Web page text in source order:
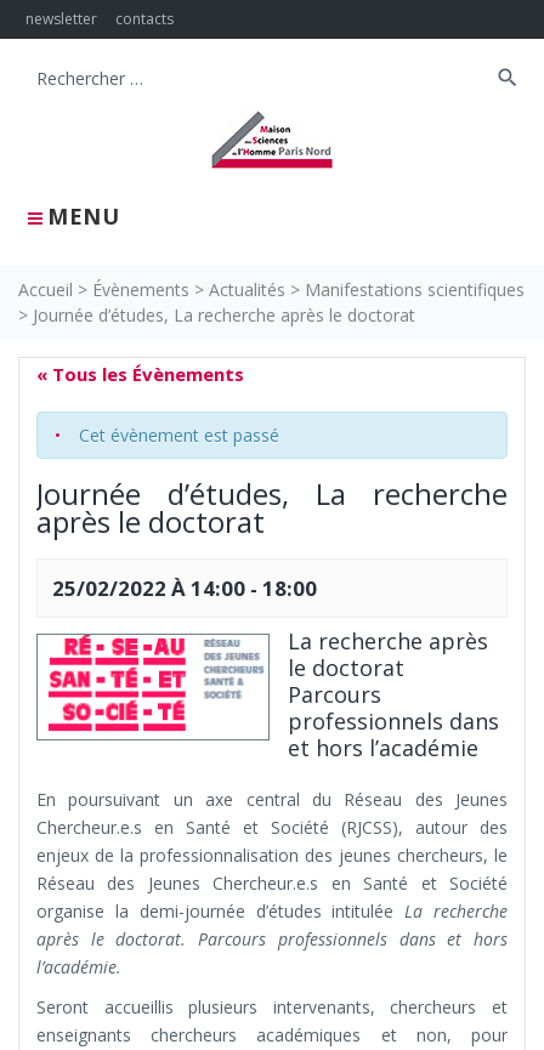
Skip
to
newsletter contacts
MENU
Search
search
Accueil > Évènements > Actualités > Manifestations scientifiques
> Journée d’études, La recherche après le doctorat
« Tous les Évènements
Cet évènement est passé
Journée d’études, La recherche
après le doctorat
25/02/2022 À 14:00 - 18:00
La recherche après
le doctorat
Parcours
professionnels dans
et hors l’académie
En poursuivant un axe central du Réseau des Jeunes
Chercheur.e.s en Santé et Société (RJCSS), autour des
enjeux de la professionnalisation des jeunes chercheurs, le
Réseau des Jeunes Chercheur.e.s en Santé et Société
organise la demi-journée d’études intituléeLa recherche
après le doctorat. Parcours professionnels dans et hors
l’académie.
Seront accueillis plusieurs intervenants, chercheurs et
enseignants chercheurs académiques et non, pour